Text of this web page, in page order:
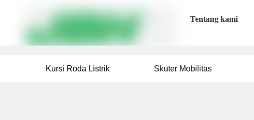
Tentang kami
Kursi Roda Listrik Skuter Mobilitas